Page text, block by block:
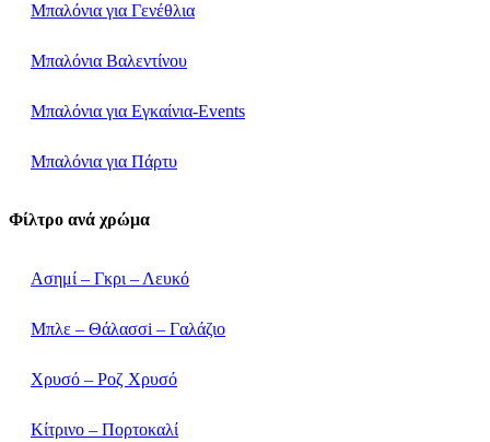
Μπαλόνια για Γενέθλια
Μπαλόνια Βαλεντίνου
Μπαλόνια για Εγκαίνια-Events
Μπαλόνια για Πάρτυ
Φίλτρο ανά χρώμα
Ασημί – Γκρι – Λευκό
Μπλε – Θάλασσi – Γαλάζιο
Χρυσό – Ροζ Χρυσό
Κίτρινο – Πορτοκαλί